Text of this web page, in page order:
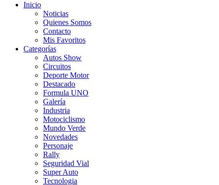
Inicio
Noticias
Quienes Somos
Contacto
Mis Favoritos
Categorías
Autos Show
Circuitos
Deporte Motor
Destacado
Formula UNO
Galería
Industria
Motociclismo
Mundo Verde
Novedades
Personaje
Rally
Seguridad Vial
Super Auto
Tecnologia